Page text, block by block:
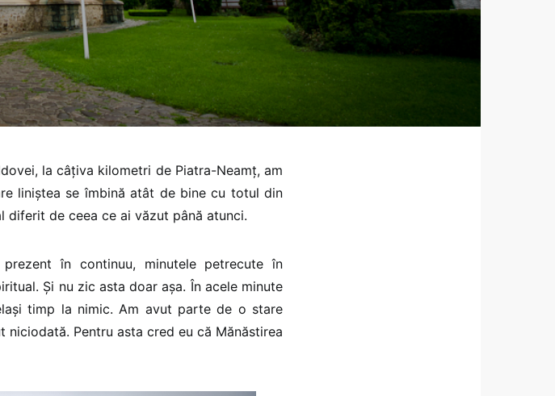
la câțiva kilometri de Piatra-Neamț, am
liniștea se îmbină atât de bine cu totul din
de ceea ce ai văzut până atunci.
în continuu, minutele petrecute în
Și nu zic asta doar așa. În acele minute
timp la nimic. Am avut parte de o stare
Pentru asta cred eu că Mănăstirea